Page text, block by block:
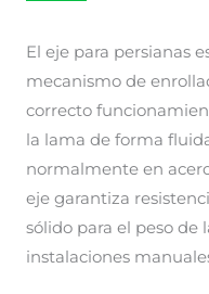
El eje para persianas
mecanismo de
correcto
la lama de forma
normalmente en
eje garantiza
sólido para el peso de
instalaciones